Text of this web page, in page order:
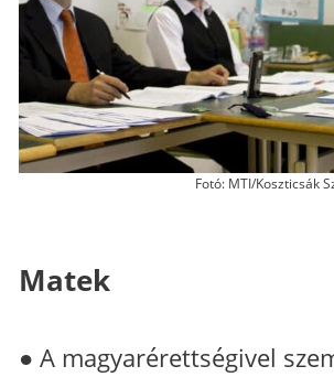
Fotó: MTI/Koszticsák
Matek
● A magyarérettségivel